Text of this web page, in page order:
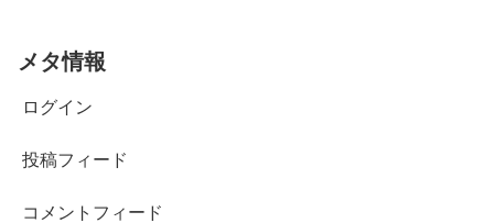
メタ情報
ログイン
投稿フィード
コメントフィード